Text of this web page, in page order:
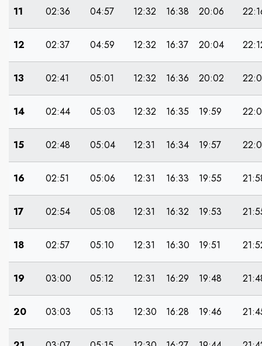
11 02:36 04:57 12:32 16:38 20:06
12 02:37 04:59 12:32 16:37 20:04
13 02:41 05:01 12:32 16:36 20:02
14 02:44 05:03 12:32 16:35 19:59
15 02:48 05:04 12:31 16:34 19:57
16 02:51 05:06 12:31 16:33 19:55
17 02:54 05:08 12:31 16:32 19:53
18 02:57 05:10 12:31 16:30 19:51
19 03:00 05:12 12:31 16:29 19:48
20 03:03 05:13 12:30 16:28 19:46